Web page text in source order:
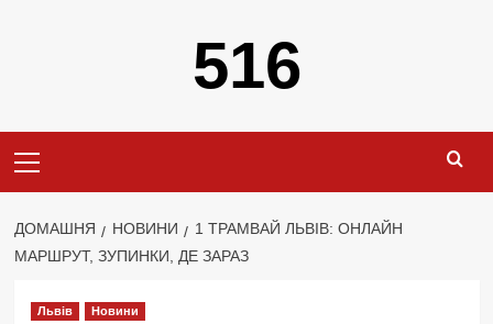
516
Menu
ДОМАШНЯ НОВИНИ
1 ТРАМВАЙ ЛЬВІВ: ОНЛАЙН
МАРШРУТ, ЗУПИНКИ, ДЕ ЗАРАЗ
Львів Новини